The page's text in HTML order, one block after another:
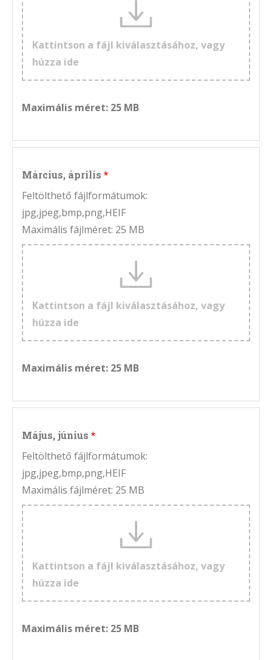
Kattintson a fájl kiválasztásához, vagy
húzza ide
Maximális méret: 25 MB
Március, április
Feltölthető fájlformátumok:
jpg,jpeg,bmp,png,HEIF
Maximális fájlméret: 25 MB
Kattintson a fájl kiválasztásához, vagy
húzza ide
Maximális méret: 25 MB
Május, június
Feltölthető fájlformátumok:
jpg,jpeg,bmp,png,HEIF
Maximális fájlméret: 25 MB
Kattintson a fájl kiválasztásához, vagy
húzza ide
Maximális méret: 25 MB